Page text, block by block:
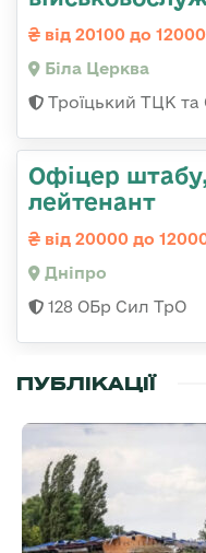
від 20100 до
Біла Церква
Троїцький ТЦК та
Офіцер
лейтенант
від 20000 до
Дніпро
128 ОБр Сил ТрО
ПУБЛІКАЦІЇ